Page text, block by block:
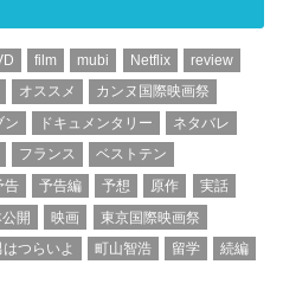
film mubi Netflix
review
オススメ
カンヌ国際映画祭
ン ドキュメンタリー
ネタバレ
フランス
ベストテン
告 予告編 予想 原作
実話
公開 映画
東京国際映画祭
はつらいよ 町山智浩 留学
続編